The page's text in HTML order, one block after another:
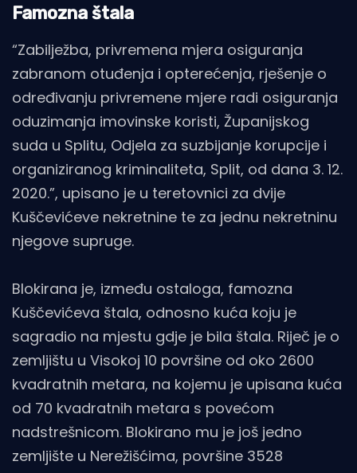
Famozna štala
“Zabilježba, privremena mjera osiguranja
zabranom otuđenja i opterećenja, rješenje o
određivanju privremene mjere radi osiguranja
oduzimanja imovinske koristi, Županijskog
suda u Splitu, Odjela za suzbijanje korupcije i
organiziranog kriminaliteta, Split, od dana 3. 12.
2020.”, upisano je u teretovnici za dvije
Kuščevićeve nekretnine te za jednu nekretninu
njegove supruge.
Blokirana je, između ostaloga, famozna
Kuščevićeva štala, odnosno kuća koju je
sagradio na mjestu gdje je bila štala. Riječ je o
zemljištu u Visokoj 10 površine od oko 2600
kvadratnih metara, na kojemu je upisana kuća
od 70 kvadratnih metara s povećom
nadstrešnicom. Blokirano mu je još jedno
zemljište u Nerežišćima, površine 3528